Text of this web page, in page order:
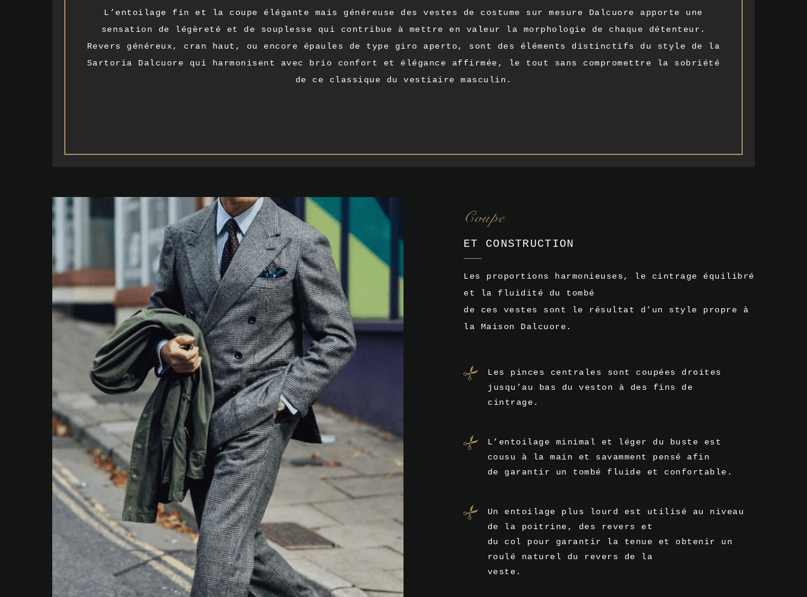
L’entoilage fin et la coupe élégante mais généreuse des vestes de costume sur mesure Dalcuore apporte une
sensation de légèreté et de souplesse qui contribue à mettre en valeur la morphologie de chaque détenteur.
Revers généreux, cran haut, ou encore épaules de type giro aperto, sont des éléments distinctifs du style de la
Sartoria Dalcuore qui harmonisent avec brio confort et élégance affirmée, le tout sans compromettre la sobriété
de ce classique du vestiaire masculin.
Coupe
ET CONSTRUCTION
Les proportions harmonieuses, le cintrage équilibré
et la fluidité du tombé
de ces vestes sont le résultat d’un style propre à
la Maison Dalcuore.
Les pinces centrales sont coupées droites
jusqu’au bas du veston à des fins de
cintrage.
L’entoilage minimal et léger du buste est
cousu à la main et savamment pensé afin
de garantir un tombé fluide et confortable.
Un entoilage plus lourd est utilisé au niveau
de la poitrine, des revers et
du col pour garantir la tenue et obtenir un
roulé naturel du revers de la
veste.